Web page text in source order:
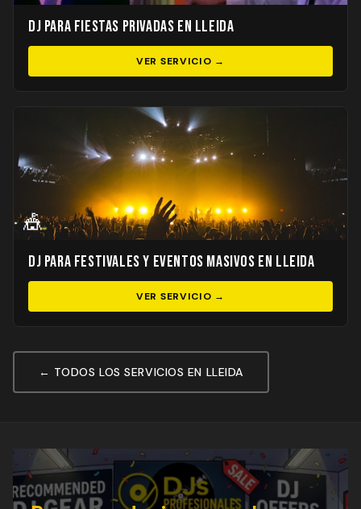
DJ para Fiestas Privadas en Lleida
VER SERVICIO →
🎪
DJ para Festivales y Eventos Masivos en Lleida
VER SERVICIO →
← TODOS LOS SERVICIOS EN LLEIDA